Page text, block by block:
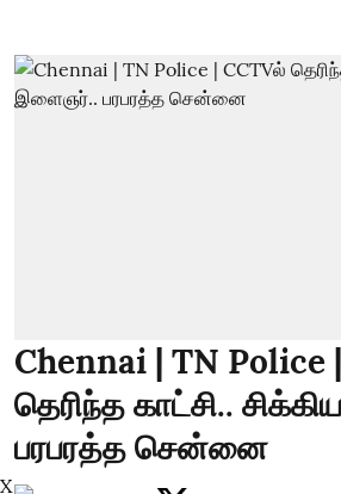
Chennai | TN Police
தெரிந்த காட்சி..
பரபரத்த சென்னை
X